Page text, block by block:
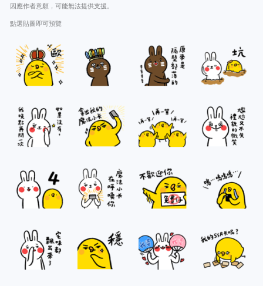
因應作者意願，可能無法提供支援。
點選貼圖即可預覽